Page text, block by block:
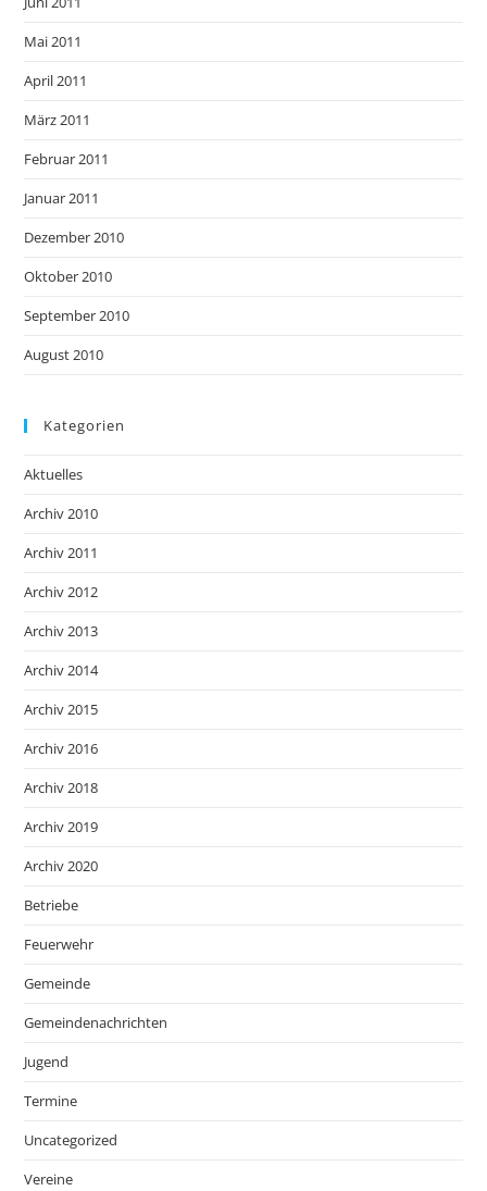
Mai 2011
April 2011
März 2011
Februar 2011
Januar 2011
Dezember 2010
Oktober 2010
September 2010
August 2010
Kategorien
Aktuelles
Archiv 2010
Archiv 2011
Archiv 2012
Archiv 2013
Archiv 2014
Archiv 2015
Archiv 2016
Archiv 2018
Archiv 2019
Archiv 2020
Betriebe
Feuerwehr
Gemeinde
Gemeindenachrichten
Jugend
Termine
Uncategorized
Vereine